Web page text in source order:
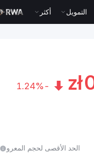
التمويل أكثر
zł
-1.24%
الحد الأقصى لحجم المعرو